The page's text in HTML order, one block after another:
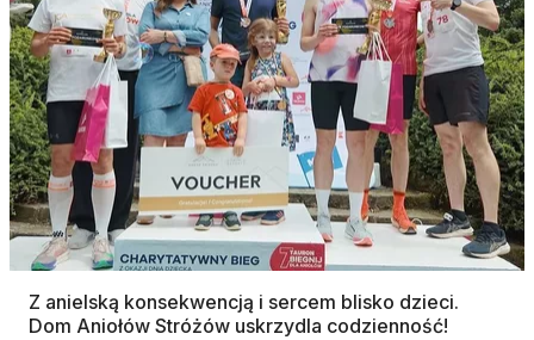
Z anielską konsekwencją i sercem blisko dzieci.
Dom Aniołów Stróżów uskrzydla codzienność!